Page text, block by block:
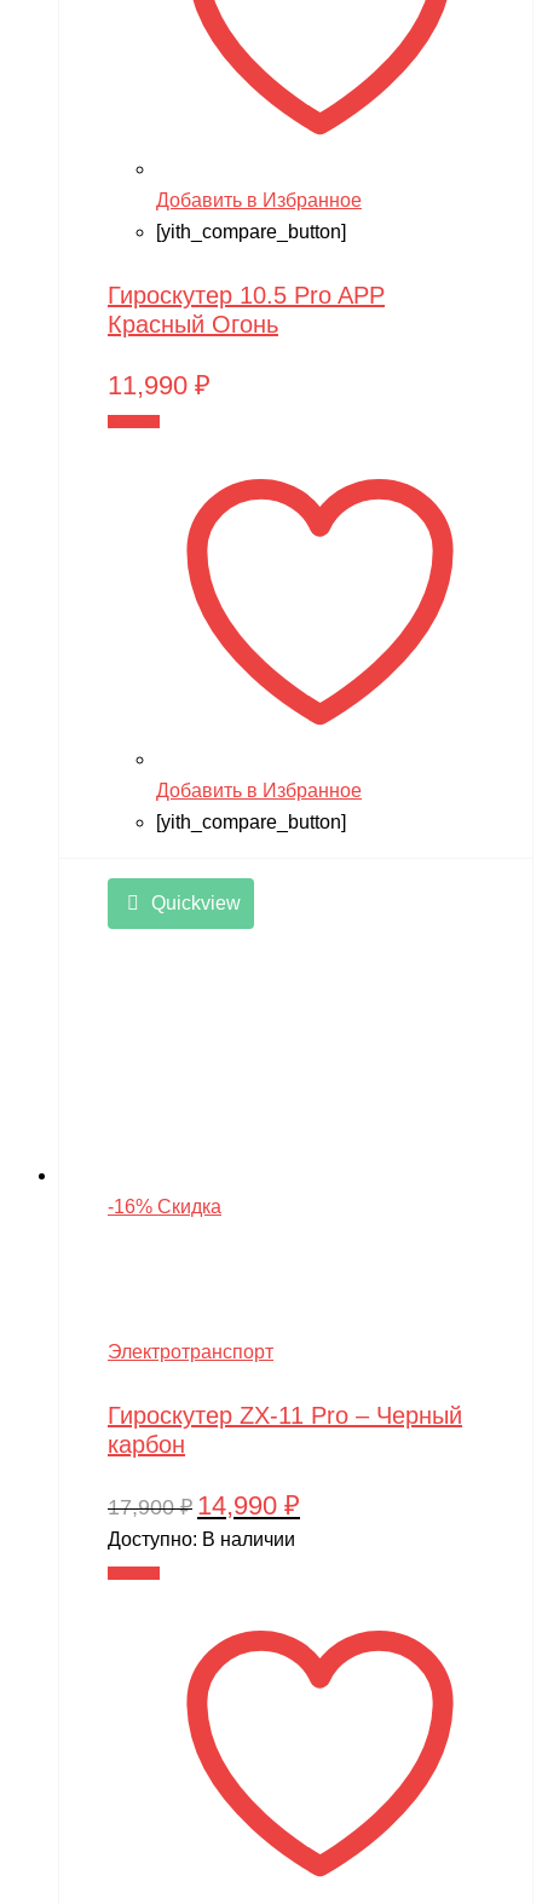
Добавить в Избранное
[yith_compare_button]
Гироскутер 10.5 Pro APP
Красный Огонь
11,990 ₽
Добавить в Избранное
[yith_compare_button]
Quickview
-16% Скидка
Электротранспорт
Гироскутер ZX-11 Pro – Черный
карбон
17,900₽ Первоначальная
цена
14,990 ₽
Доступно: В наличии